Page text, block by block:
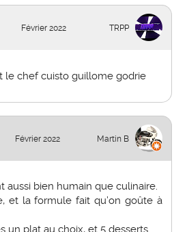
Février 2022 TRPP
le chef cuisto guillome godrie
Février 2022 Martin B
aussi bien humain que culinaire.
et la formule fait qu’on goûte à